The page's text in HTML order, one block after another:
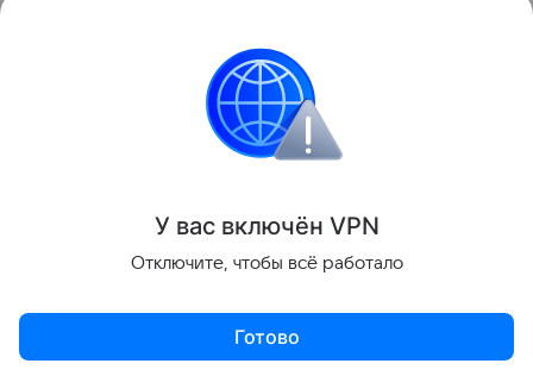
Знаменитости Туризм
Поделиться
У вас включён VPN
Отключите, чтобы всё работало
Готово